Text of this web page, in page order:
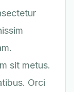
sit metus.
Orci